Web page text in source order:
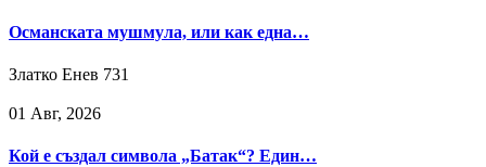
Османската мушмула, или как една…
Златко Енев 731
01 Авг, 2026
Кой е създал символа „Батак“? Един…